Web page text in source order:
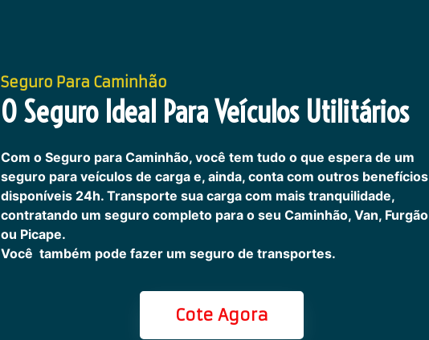
Seguro Para Caminhão
O Seguro Ideal Para Veículos Utilitários
Com o Seguro para Caminhão, você tem tudo o que espera de um
seguro para veículos de carga e, ainda, conta com outros benefícios
disponíveis 24h. Transporte sua carga com mais tranquilidade,
contratando um seguro completo para o seu Caminhão, Van, Furgão
ou Picape.
Você também pode fazer um seguro de transportes.
Cote Agora